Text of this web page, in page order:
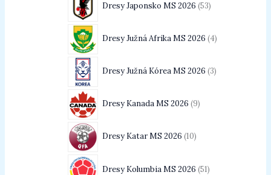
Dresy Japonsko MS 2026 53
Dresy Južná Afrika MS 2026 4
Dresy Južná Kórea MS 2026 3
Dresy Kanada MS 2026 9
Dresy Katar MS 2026 10
Dresy Kolumbia MS 2026 51